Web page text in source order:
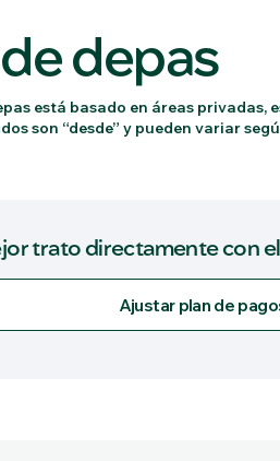
depas
está basado en áreas privadas,
son “desde” y pueden variar
trato directamente con
Ajustar plan de